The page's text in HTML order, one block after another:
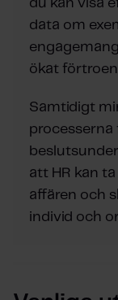
data om
ökat
Samtidigt
att HR kan
affären och
individ och